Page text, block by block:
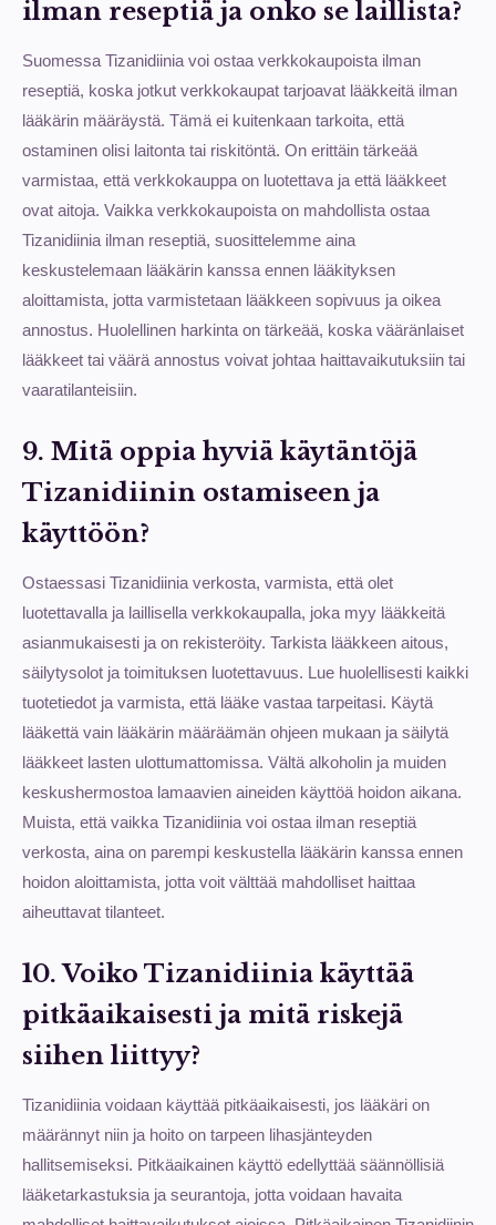
ilman reseptiä ja onko se laillista?
Suomessa Tizanidiinia voi ostaa verkkokaupoista ilman
reseptiä, koska jotkut verkkokaupat tarjoavat lääkkeitä ilman
lääkärin määräystä. Tämä ei kuitenkaan tarkoita, että
ostaminen olisi laitonta tai riskitöntä. On erittäin tärkeää
varmistaa, että verkkokauppa on luotettava ja että lääkkeet
ovat aitoja. Vaikka verkkokaupoista on mahdollista ostaa
Tizanidiinia ilman reseptiä, suosittelemme aina
keskustelemaan lääkärin kanssa ennen lääkityksen
aloittamista, jotta varmistetaan lääkkeen sopivuus ja oikea
annostus. Huolellinen harkinta on tärkeää, koska vääränlaiset
lääkkeet tai väärä annostus voivat johtaa haittavaikutuksiin tai
vaaratilanteisiin.
9. Mitä oppia hyviä käytäntöjä
Tizanidiinin ostamiseen ja
käyttöön?
Ostaessasi Tizanidiinia verkosta, varmista, että olet
luotettavalla ja laillisella verkkokaupalla, joka myy lääkkeitä
asianmukaisesti ja on rekisteröity. Tarkista lääkkeen aitous,
säilytysolot ja toimituksen luotettavuus. Lue huolellisesti kaikki
tuotetiedot ja varmista, että lääke vastaa tarpeitasi. Käytä
lääkettä vain lääkärin määräämän ohjeen mukaan ja säilytä
lääkkeet lasten ulottumattomissa. Vältä alkoholin ja muiden
keskushermostoa lamaavien aineiden käyttöä hoidon aikana.
Muista, että vaikka Tizanidiinia voi ostaa ilman reseptiä
verkosta, aina on parempi keskustella lääkärin kanssa ennen
hoidon aloittamista, jotta voit välttää mahdolliset haittaa
aiheuttavat tilanteet.
10. Voiko Tizanidiinia käyttää
pitkäaikaisesti ja mitä riskejä
siihen liittyy?
Tizanidiinia voidaan käyttää pitkäaikaisesti, jos lääkäri on
määrännyt niin ja hoito on tarpeen lihasjänteyden
hallitsemiseksi. Pitkäaikainen käyttö edellyttää säännöllisiä
lääketarkastuksia ja seurantoja, jotta voidaan havaita